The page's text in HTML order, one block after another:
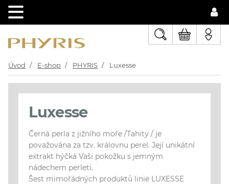
Úvod E-shop PHYRIS Luxesse
Luxesse
Černá perla z jižního moře /Tahity / je
považována za tzv. královnu perel. Její unikátní
extrakt hýčká Vaši pokožku s jemným
nádechem perleti.
Šest mimořádných produktů linie LUXESSE